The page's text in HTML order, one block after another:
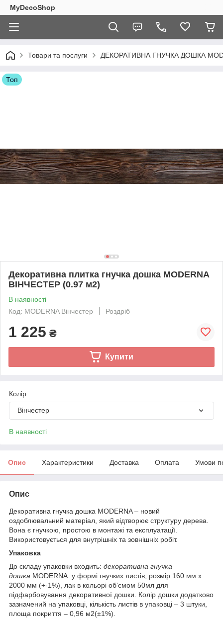
MyDecoShop
Товари та послуги ДЕКОРАТИВНА ГНУЧКА ДОШКА
Топ
Декоративна плитка гнучка дошка MODERNA
ВІНЧЕСТЕР (0.97 м2)
В наявності
Код: MODERNA Вінчестер
Роздріб
1 225 ₴
Купити
Колір
Вінчестер
В наявності
Опис Характеристики Доставка Оплата Умови
Опис
Декоративна гнучка дошка MODERNA – новий
оздоблювальний матеріал, який відтворює структуру дерева.
Вона є гнучкою, простою в монтажі та експлуатації.
Використовується для внутрішніх та зовнішніх робіт.
Упаковка
До складу упаковки входить: декоративна гнучка
дошка MODERNA у формі гнучких листів, розмір 160 мм х
2000 мм (+-1%), лак в кольорі об’ємом 50мл для
підфарбовування декоративної дошки. Колір дошки додатково
зазначений на упаковці, кількість листів в упаковці – 3 штуки,
площа покриття – 0,96 м2(±1%).